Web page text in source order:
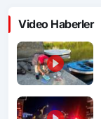
Video Haberler